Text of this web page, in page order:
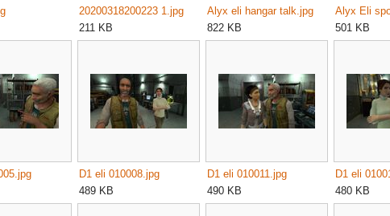
20200318200223 1.jpg
211 KB
Alyx eli hangar talk.jpg
822 KB
Alyx Eli
501 KB
D1 eli 010008.jpg
489 KB
D1 eli 010011.jpg
490 KB
D1 eli
480 KB